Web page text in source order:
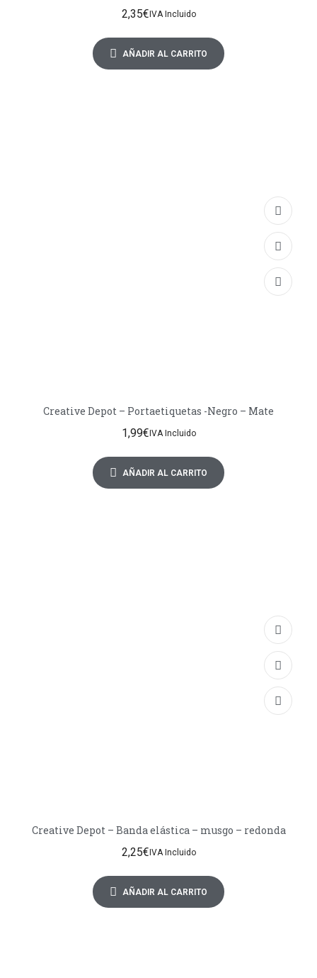
2,35€IVA Incluido
AÑADIR AL CARRITO
Creative Depot – Portaetiquetas -Negro – Mate
1,99€IVA Incluido
AÑADIR AL CARRITO
Creative Depot – Banda elástica – musgo – redonda
2,25€IVA Incluido
AÑADIR AL CARRITO